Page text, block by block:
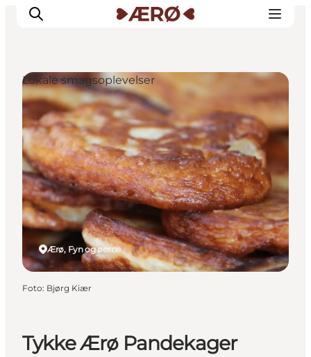
Overnatning
Spisesteder
Oplevelser
Events
Planlæg ferien
Tykke Ærø Pandekager
Ærø, Fyn og øerne
Lokale smagsoplevelser
Foto: Bjørg Kiær